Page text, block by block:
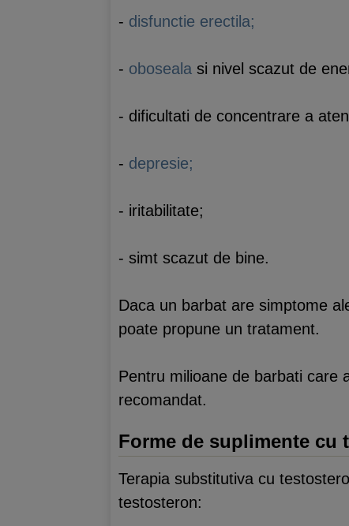
- disfunctie erectila;
- oboseala si nivel scazut de
- dificultati de concentrare a
- depresie;
- iritabilitate;
- simt scazut de bine.
Daca un barbat are simptome
poate propune un tratament.
Pentru milioane de barbati care
recomandat.
Forme de suplimente cu
Terapia substitutiva cu
testosteron: